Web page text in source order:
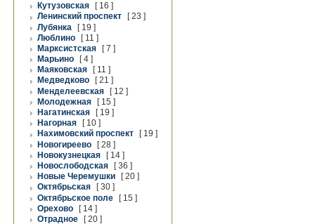
Кутузовская
[ 16 ]
Ленинский проспект
[ 23 ]
Лубянка
[ 19 ]
Люблино
[ 11 ]
Марксистская
[ 7 ]
Марьино
[ 4 ]
Маяковская
[ 11 ]
Медведково
[ 21 ]
Менделеевская
[ 12 ]
Молодежная
[ 15 ]
Нагатинская
[ 19 ]
Нагорная
[ 10 ]
Нахимовский проспект
[ 19 ]
Новогиреево
[ 28 ]
Новокузнецкая
[ 14 ]
Новослободская
[ 36 ]
Новые Черемушки
[ 20 ]
Октябрьская
[ 30 ]
Октябрьское поле
[ 15 ]
Орехово
[ 14 ]
Отрадное
[ 20 ]